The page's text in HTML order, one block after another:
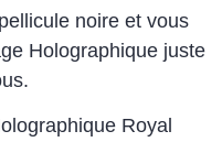
noire et vous
Holographique juste
Royal